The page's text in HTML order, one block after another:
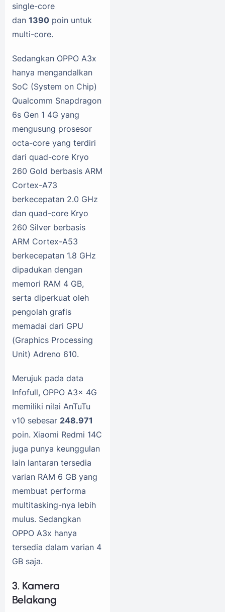
single-core
dan 1390 poin untuk
multi-core.
Sedangkan OPPO A3x
hanya mengandalkan
SoC (System on Chip)
Qualcomm Snapdragon
6s Gen 1 4G yang
mengusung prosesor
octa-core yang terdiri
dari quad-core Kryo
260 Gold berbasis ARM
Cortex-A73
berkecepatan 2.0 GHz
dan quad-core Kryo
260 Silver berbasis
ARM Cortex-A53
berkecepatan 1.8 GHz
dipadukan dengan
memori RAM 4 GB,
serta diperkuat oleh
pengolah grafis
memadai dari GPU
(Graphics Processing
Unit) Adreno 610.
Merujuk pada data
Infofull, OPPO A3x 4G
memiliki nilai AnTuTu
v10 sebesar 248.971
poin. Xiaomi Redmi 14C
juga punya keunggulan
lain lantaran tersedia
varian RAM 6 GB yang
membuat performa
multitasking-nya lebih
mulus. Sedangkan
OPPO A3x hanya
tersedia dalam varian 4
GB saja.
3. Kamera
Belakang